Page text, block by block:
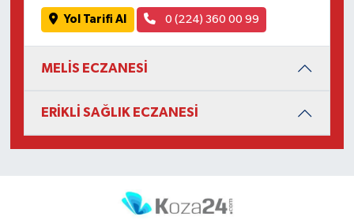
Yol Tarifi Al 0 (224) 360 00 99
MELİS ECZANESİ
ERİKLİ SAĞLIK ECZANESİ